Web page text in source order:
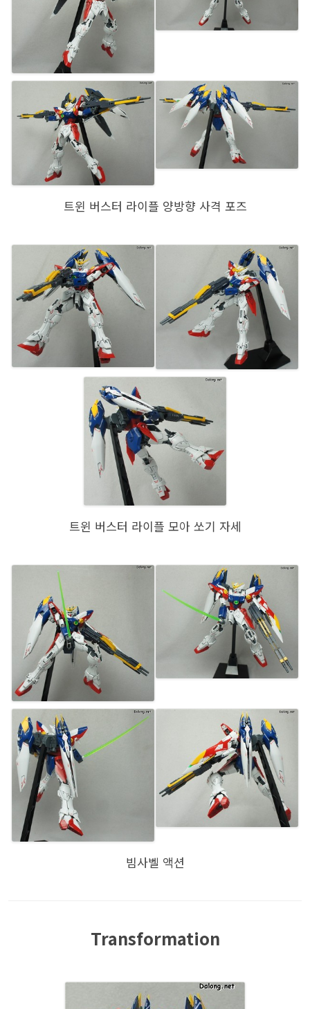
트윈 버스터 라이플 양방향 사격 포즈
트윈 버스터 라이플 모아 쏘기 자세
빔사벨 액션
Transformation